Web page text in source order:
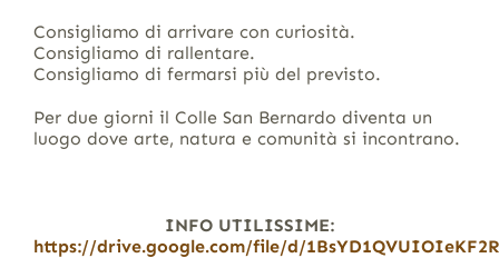
Consigliamo di arrivare con curiosità.
Consigliamo di rallentare.
Consigliamo di fermarsi più del previsto.
Per due giorni il Colle San Bernardo diventa un
luogo dove arte, natura e comunità si incontrano.
INFO UTILISSIME:
https://drive.google.com/file/d/